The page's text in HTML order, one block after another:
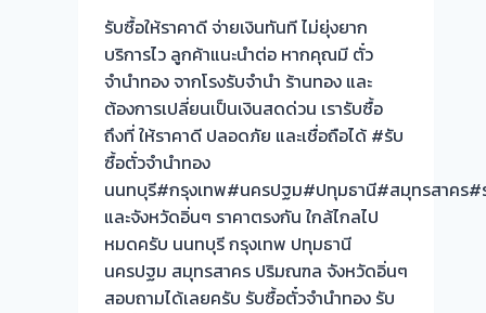
ขอบคุณ
ลูกค้า
ย่าน
พระปิ่น3
บางใหญ่
นนทบุรี
ครับ
-
>
ซอย
วัด
ลาด
ปลา
ดุก
นนทบุรี
รับซื้อให้ราคาดี จ่ายเงินทันที ไม่ยุ่งยาก
บริการไว ลูกค้าแนะนำต่อ หากคุณมี ตั๋ว
จำนำทอง จากโรงรับจำนำ ร้านทอง และ
ต้องการเปลี่ยนเป็นเงินสดด่วน เรารับซื้อ
ถึงที่ ให้ราคาดี ปลอดภัย และเชื่อถือได้ #รับ
ซื้อตั๋วจำนำทอง
นนทบุรี#กรุงเทพ#นครปฐม#ปทุมธานี#สมุทรสาคร#
และจังหวัดอิ่นๆ ราคาตรงกัน ใกล้ไกลไป
หมดครับ นนทบุรี กรุงเทพ ปทุมธานี
นครปฐม สมุทรสาคร ปริมณฑล จังหวัดอิ่นๆ
สอบถามได้เลยครับ รับซื้อตั๋วจำนำทอง รับ